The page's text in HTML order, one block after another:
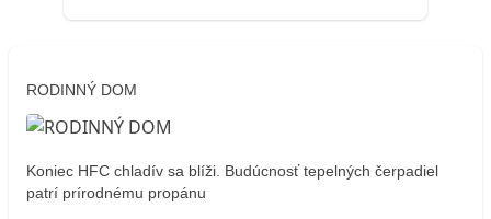
RODINNÝ DOM
Koniec HFC chladív sa blíži. Budúcnosť tepelných čerpadiel
patrí prírodnému propánu